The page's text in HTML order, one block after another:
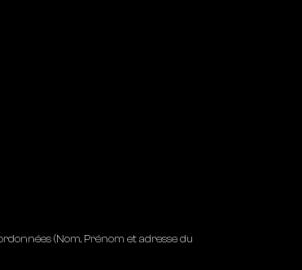
(Nom, Prénom et adresse du